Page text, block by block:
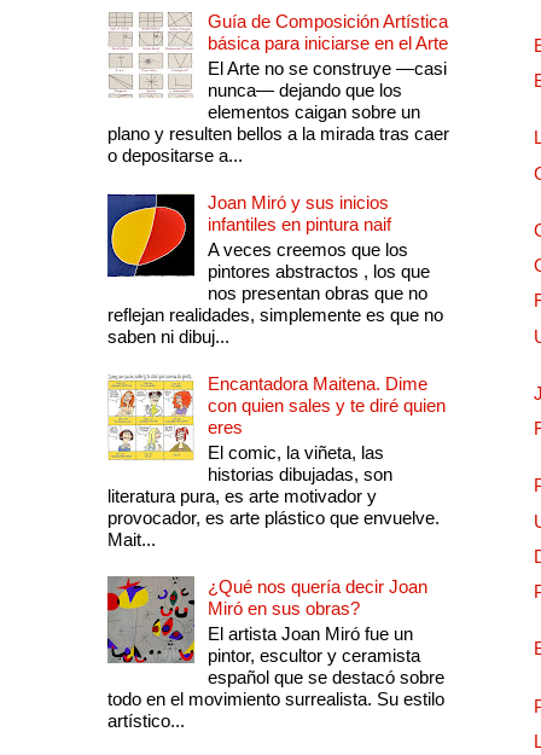
Guía de Composición Artística
básica para iniciarse en el Arte
El Arte no se construye —casi
nunca— dejando que los
elementos caigan sobre un
plano y resulten bellos a la mirada tras caer
o depositarse a...
Joan Miró y sus inicios
infantiles en pintura naif
A veces creemos que los
pintores abstractos , los que
nos presentan obras que no
reflejan realidades, simplemente es que no
saben ni dibuj...
Encantadora Maitena. Dime
con quien sales y te diré quien
eres
El comic, la viñeta, las
historias dibujadas, son
literatura pura, es arte motivador y
provocador, es arte plástico que envuelve.
Mait...
¿Qué nos quería decir Joan
Miró en sus obras?
El artista Joan Miró fue un
pintor, escultor y ceramista
español que se destacó sobre
todo en el movimiento surrealista. Su estilo
artístico...